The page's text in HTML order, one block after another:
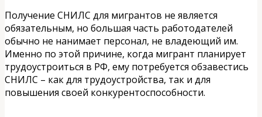
Получение СНИЛС для мигрантов не является
обязательным, но большая часть работодателей
обычно не нанимает персонал, не владеющий им.
Именно по этой причине, когда мигрант планирует
трудоустроиться в РФ, ему потребуется обзавестись
СНИЛС – как для трудоустройства, так и для
повышения своей конкурентоспособности.